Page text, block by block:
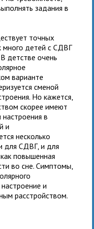
задания в
точных
много детей с СДВГ
детстве очень
варианте
сменой
Но кажется,
скорее имеют
настроения в
и
несколько
для СДВГ, и для
повышенная
во сне. Симптомы,
и
расстройством.